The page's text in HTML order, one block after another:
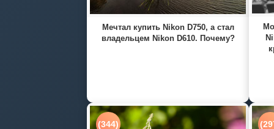
Мечтал купить Nikon D750, а стал
владельцем Nikon D610. Почему?
(344)